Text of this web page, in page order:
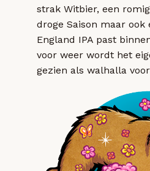
strak Witbier, een
droge Saison maar ook
England IPA past
voor weer wordt het
gezien als walhalla